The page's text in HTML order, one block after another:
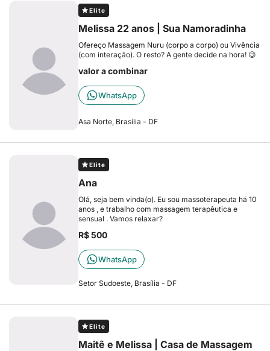
Elite
Melissa 22 anos | Sua Namoradinha
Ofereço Massagem Nuru (corpo a corpo) ou Vivência
(com interação). O resto? A gente decide na hora! 😉
valor a combinar
WhatsApp
Asa Norte, Brasília - DF
Elite
Ana
Olá, seja bem vinda(o). Eu sou massoterapeuta há 10
anos , e trabalho com massagem terapêutica e
sensual . Vamos relaxar?
R$ 500
WhatsApp
Setor Sudoeste, Brasília - DF
Elite
Maitê e Melissa | Casa de Massagem